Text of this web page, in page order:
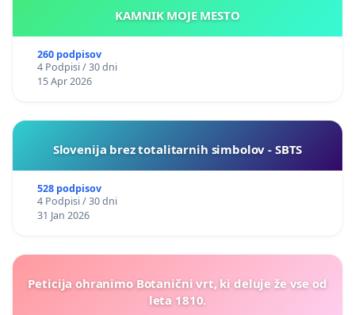
KAMNIK MOJE MESTO
260 podpisov
4 Podpisi / 30 dni
15 Apr 2026
Slovenija brez totalitarnih simbolov - SBTS
528 podpisov
4 Podpisi / 30 dni
31 Jan 2026
Peticija ohranimo Botanični vrt, ki deluje že vse od
leta 1810.